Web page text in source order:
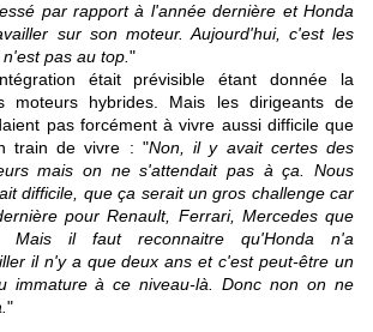
par rapport à l'année dernière et Honda
sur son moteur. Aujourd'hui, c'est les
pas au top. "
était prévisible étant donnée la
moteurs hybrides. Mais les dirigeants de
pas forcément à vivre aussi difficile que
train de vivre : "Non, il y avait certes des
mais on ne s'attendait pas à ça. Nous
difficile, que ça serait un gros challenge car
pour Renault, Ferrari, Mercedes que
Mais il faut reconnaitre qu'Honda n'a
il n'y a que deux ans et c'est peut-être un
à ce niveau-là. Donc non on ne
"